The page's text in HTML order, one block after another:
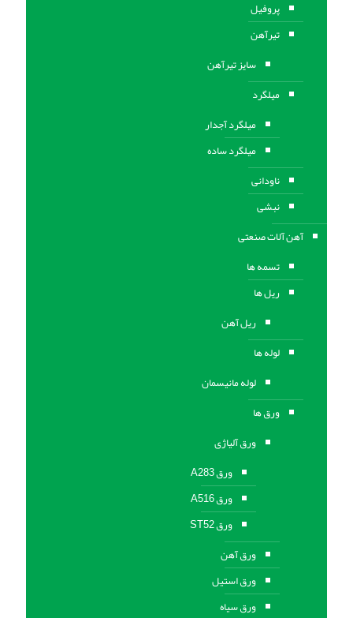
پروفیل
تیرآهن
سایز تیرآهن
میلگرد
میلگرد آجدار
میلگرد ساده
ناودانی
نبشی
آهن آلات صنعتی
تسمه ها
ریل ها
ریل آهن
لوله ها
لوله مانیسمان
ورق ها
ورق آلیاژی
ورق A283
ورق A516
ورق ST52
ورق آهن
ورق استیل
ورق سیاه